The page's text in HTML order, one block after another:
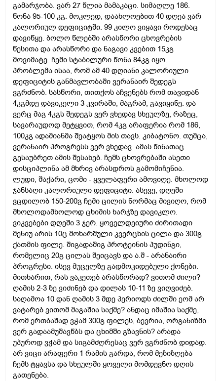
გამარჯობა. ვარ 27 წლია მამაკაცი. სიმაღლე 186.
წონა 95-100 კგ. მოკლედ, დაახლოებით 40 დღეა ვარ
კალორიულ დეფიციტში. 99 კილო ვიყავი როდესაც
დავიწყე. ბოლო წლებში არასწორი ცხოვრების
წესითა და არასწორი და ნაგავი კვებით 15კგ
მოვიმატე. ჩემი სტაბილური წონა 84კგ იყო.
პრობლემა ისაა, რომ ამ 40 დღიანი კალორიული
დეფიციტის განმავლობაში ვერანაირ შედეგს
ვგრძნობ. სასწორი, თითქოს აჩვენებს რომ თავიდან
4კგმდე დავიკელი 3 კვირაში, მაგრამ, გავიყინე. და
ვერც მაგ 4კგს შედეგს ვერ ვხედავ სხეულზე, რაზეც,
სავარაუდოდ მეტყვით, რომ 4კგ არაფერია რომ 186,
100კგ ადამიანმა შეატყოს მის თავს. კიბატონო. თუმცა,
ვერანაირ პროგრესს ვერ ვხედავ. ამას წინათაც
გესაუბრეთ ამის შესახებ. ჩემს ცხოვრებაში ასეთი
დისციპლინა ამ მხრივ არასდროს გამომიჩენია.
ლუდი, შაქარი, ცომი - ყველაფერი ამოვიღე. მხოლოდ
ჯანსაღი კალორიული დეფიციტი. ასევე, დღეში
ვცდილობ 150-200გ ჩემი ცილის ნორმაც მივიღო, რომ
მხოლოდამხოლოდ ცხიმის ხარჯზე დავიკლო.
ვიკვებები დღეში 3 ჯერ. ყოველდეიური ძირითადი
მენიუ არის 10ც მოხარშული კვერცხის ცილა და 300გ
ქათმის ფილე. შიგადაშიგ პროტეინის პუდინგი,
რომელიც 20გ ცილას შეიცავს და ა.შ - არანაირი
პროგრესი. ისევ მუცელზე გადმოკიდებული ქონები.
მითხარით, რას ვაკეთებ არასწორად? ვითომ ძილი?
ღამის 2-3 ზე ვიძინებ და დილას 10-11 ზე ვიღვიძებ.
საღამოა 10 დან ღამის 3 მდე პერიოდს ძილში ეომ არ
ვატარებ ვითომ მაგაშია საქმე? ანდაც იმაშია საქმე,
რომ ერთბაშად ვჭამ 300გ ფილეს, ბევრია, ორგანიზმი
ვერ გადაამუშავწბს და ცხიმში გზავნის? არადა
უპუროდ ვჭამ და სიგამძღრესაც ვერ ვგრძნობ დიდად.
არ ვიცი არაფერი 1 რამის გარდა, რომ მეზიზღება
ჩემს ტყავსა და სხეულში ყოველი მომდევნო დღის
გათენება.